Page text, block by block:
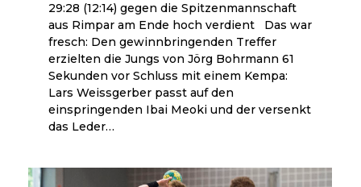
29:28 (12:14) gegen die Spitzenmannschaft
aus Rimpar am Ende hoch verdient Das war
fresch: Den gewinnbringenden Treffer
erzielten die Jungs von Jörg Bohrmann 61
Sekunden vor Schluss mit einem Kempa:
Lars Weissgerber passt auf den
einspringenden Ibai Meoki und der versenkt
das Leder…